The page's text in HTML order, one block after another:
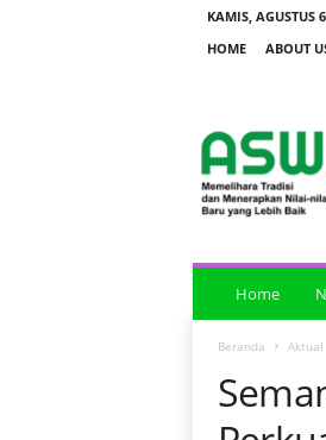
KAMIS, AGUSTUS
HOME
ABOUT
n
w
Home
Beranda Aktual